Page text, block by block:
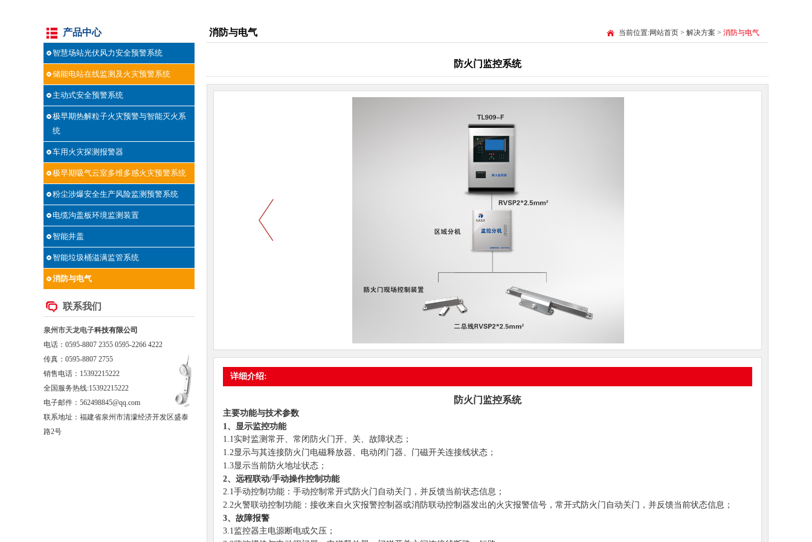
产品中心
智慧场站光伏风力安全预警系统
储能电站在线监测及火灾预警系统
主动式安全预警系统
极早期热解粒子火灾预警与智能灭火系
统
车用火灾探测报警器
极早期吸气云室多维多感火灾预警系统
粉尘涉爆安全生产风险监测预警系统
电缆沟盖板环境监测装置
智能井盖
智能垃圾桶溢满监管系统
消防与电气
联系我们
泉州市天龙电子科技有限公司
电话：0595-8807 2355 0595-2266 4222
传真：0595-8807 2755
销售电话： 15392215222
全国服务热线:15392215222
电子邮件：562498845@qq.com
联系地址：福建省泉州市清濛经济开发区盛泰
路2号
消防与电气 当前位置:网站首页 > 解决方案 > 消防与电气
防火门监控系统
详细介绍:
防火门监控系统
主要功能与技术参数
1、显示监控功能
1.1实时监测常开、常闭防火门开、关、故障状态；
1.2显示与其连接防火门电磁释放器、电动闭门器、门磁开关连接线状态；
1.3显示当前防火地址状态；
2、远程联动/手动操作控制功能
2.1手动控制功能：手动控制常开式防火门自动关门，并反馈当前状态信息；
2.2火警联动控制功能：接收来自火灾报警控制器或消防联动控制器发出的火灾报警信号，常开式防火门自动关门，并反馈当前状态信息；
3、故障报警
3.1监控器主电源断电或欠压；